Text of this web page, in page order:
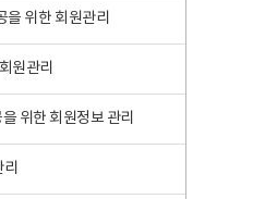
을 위한 회원관리
원관리
위한 회원정보 관리